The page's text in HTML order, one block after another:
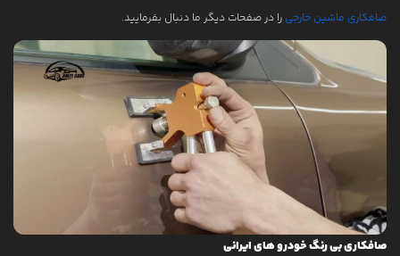
صافکاری ماشین خارجی را در صفحات دیگر ما دنبال بفرمایید.
صافکاری بی رنگ خودرو های ایرانی